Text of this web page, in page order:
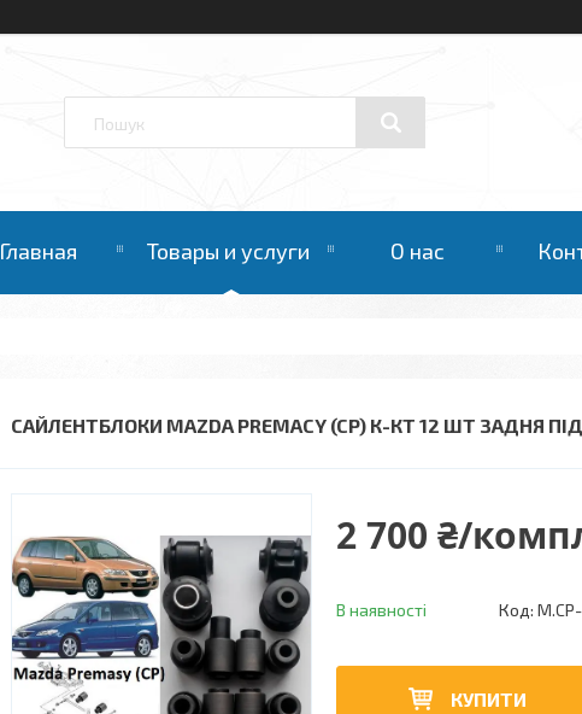
Главная Товары и услуги О нас
САЙЛЕНТБЛОКИ MAZDA PREMACY (CP) К-КТ 12 ШТ ЗАДНЯ
2 700 ₴/
В наявності Код:
КУПИТИ